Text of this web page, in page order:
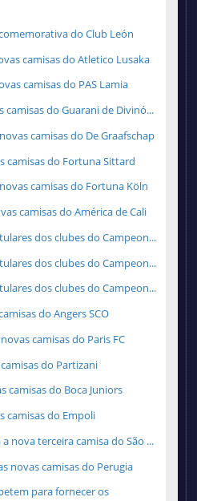
do Club León
camisas do Atletico Lusaka
camisas do PAS Lamia
camisas do Guarani de Divinó...
camisas do De Graafschap
camisas do Fortuna Sittard
camisas do Fortuna Köln
camisas do América de Cali
dos clubes do Campeon...
dos clubes do Campeon...
dos clubes do Campeon...
do Angers SCO
camisas do Paris FC
do Partizani
camisas do Boca Juniors
camisas do Empoli
nova terceira camisa do São ...
novas camisas do Perugia
para fornecer os